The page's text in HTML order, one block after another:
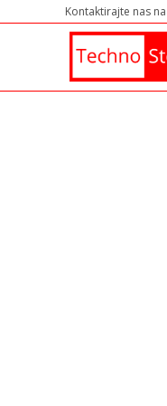
Kontaktirajte nas na